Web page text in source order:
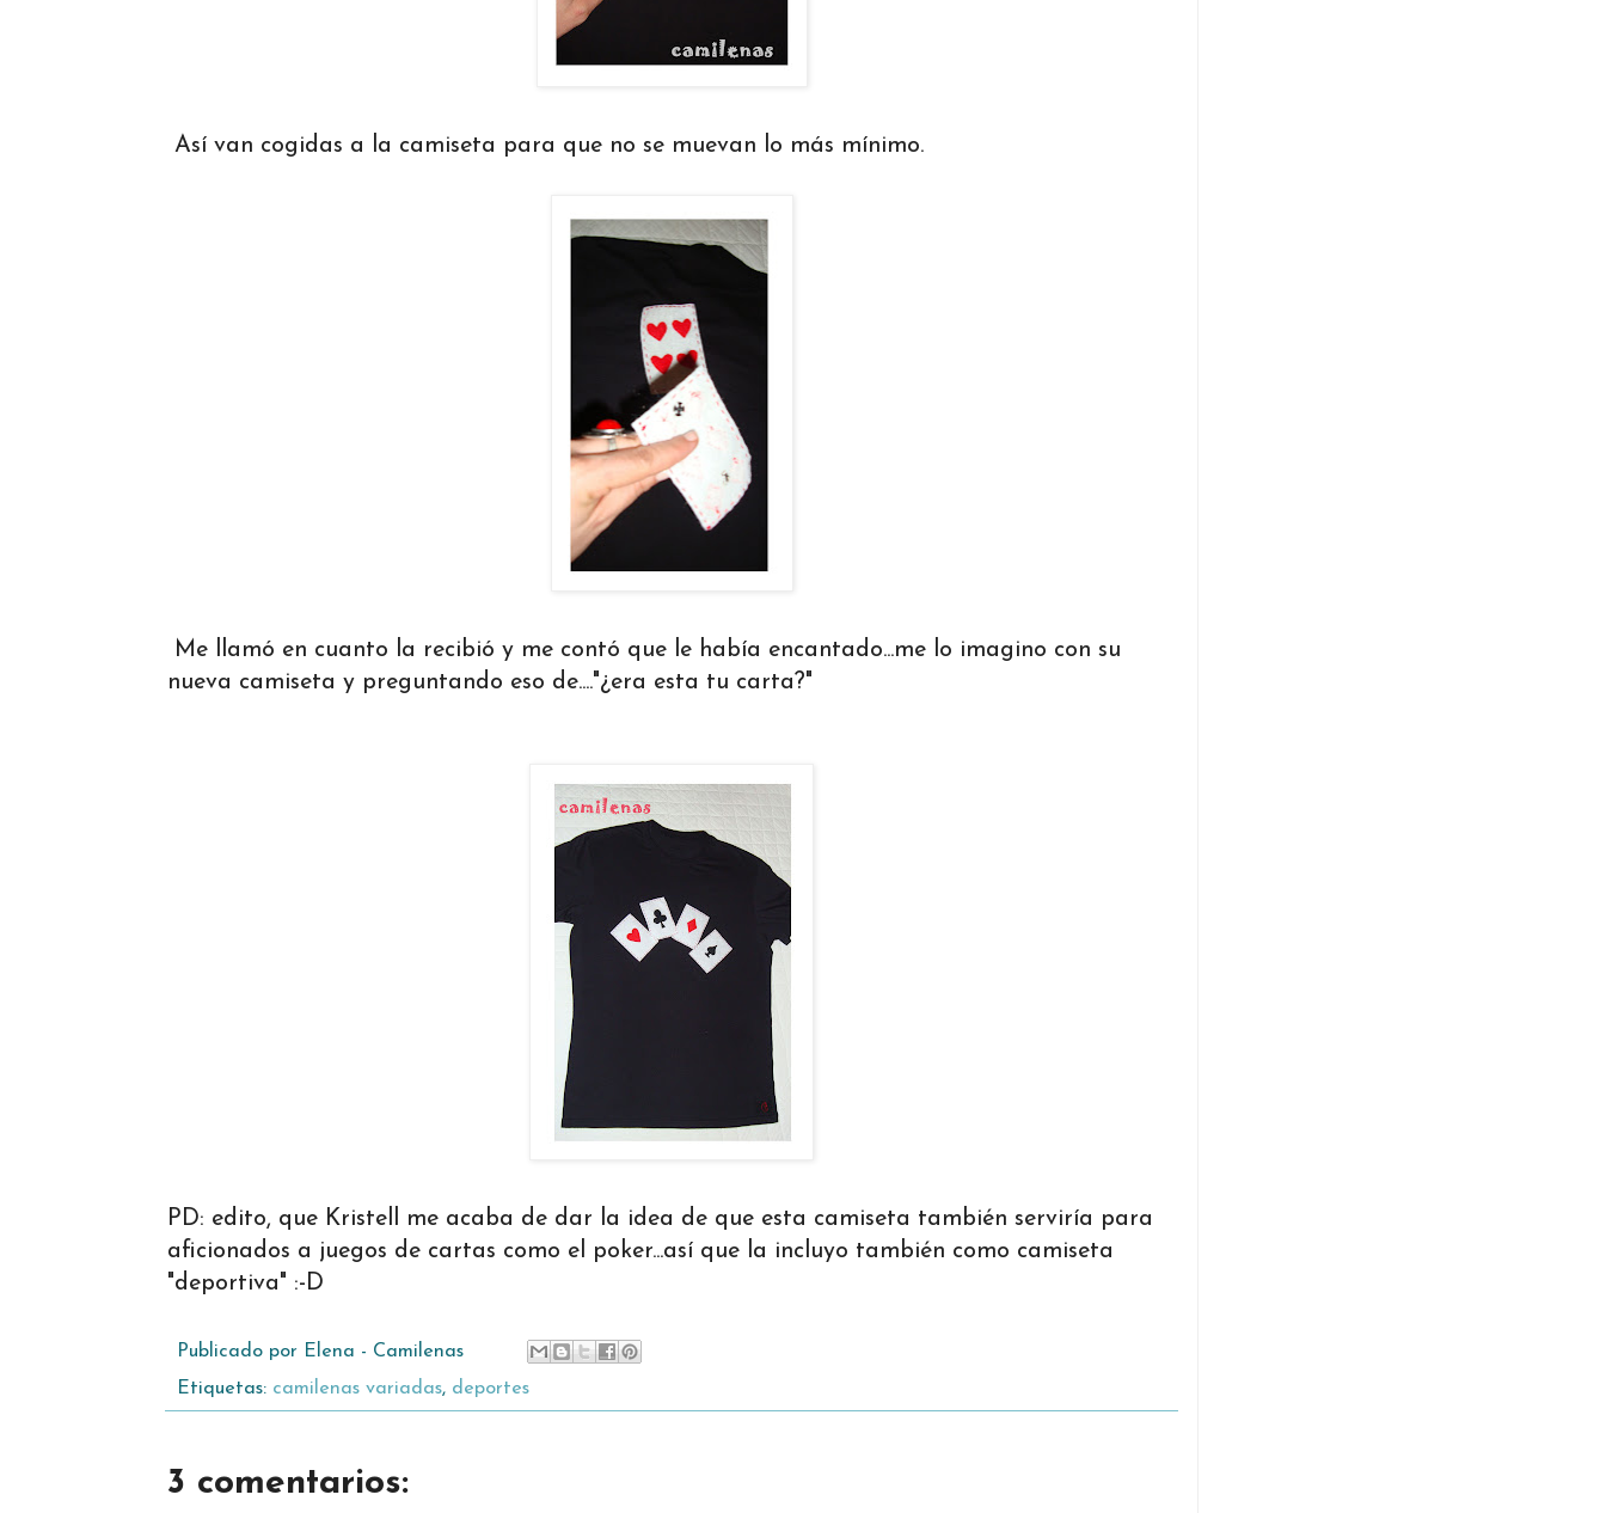
Así van cogidas a la camiseta para que no se muevan lo más mínimo.
Me llamó en cuanto la recibió y me contó que le había encantado...me lo imagino con su
nueva camiseta y preguntando eso de...."¿era esta tu carta?"
PD: edito, que Kristell me acaba de dar la idea de que esta camiseta también serviría para
aficionados a juegos de cartas como el poker...así que la incluyo también como camiseta
"deportiva" :-D
Publicado por Elena - Camilenas
Etiquetas: camilenas variadas, deportes
3 comentarios: